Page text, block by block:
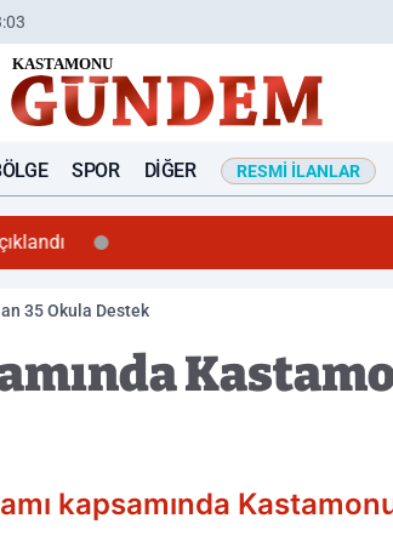
SPOR DIĞER RESMI İLANLAR
35 Okula Destek
kapsamında